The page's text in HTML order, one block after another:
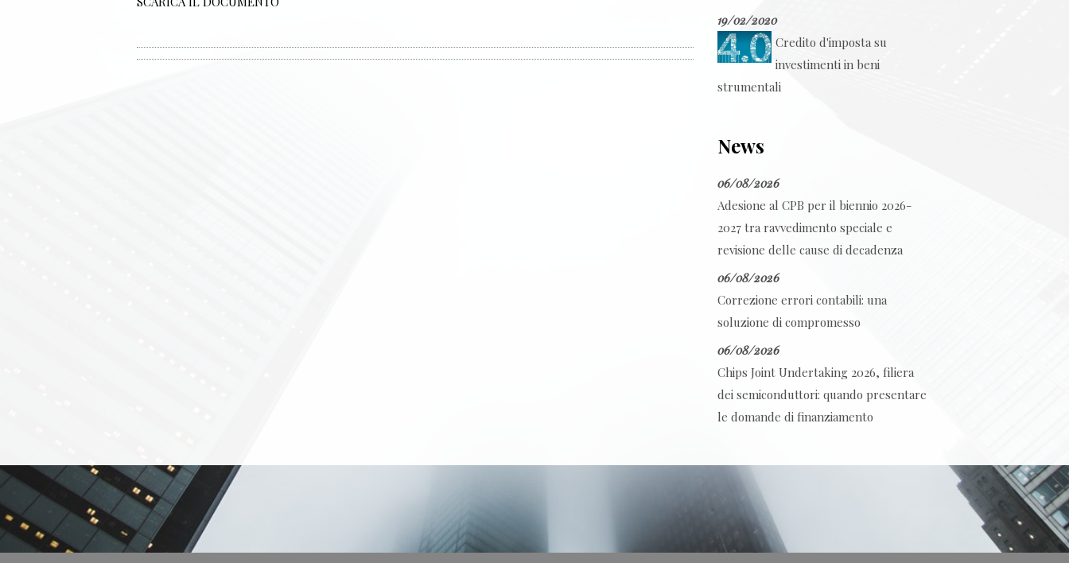
19/02/2020
Credito d'imposta su
investimenti in beni
strumentali
News
06/08/2026
Adesione al CPB per il biennio 2026-
2027 tra ravvedimento speciale e
revisione delle cause di decadenza
06/08/2026
Correzione errori contabili: una
soluzione di compromesso
06/08/2026
Chips Joint Undertaking 2026, filiera
dei semiconduttori: quando presentare
le domande di finanziamento